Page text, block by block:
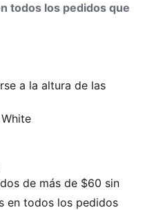
todos los pedidos que
a la altura de las
del juego, con este
materiales de alto
y un diseño moderno,
diseñada
de más de $60 sin
en todos los pedidos